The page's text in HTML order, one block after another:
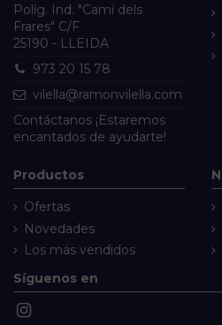
Políg. Ind. "Camí dels
Frares" C/F
25190 - LLEIDA
973 20 15 78
vilella@ramonvilella.com
Contáctanos ¡Estaremos
encantados de ayudarte!
Productos
Ofertas
Novedades
Los más vendidos
Síguenos en